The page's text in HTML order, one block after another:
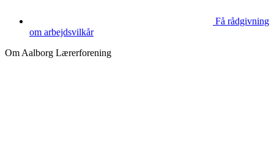
Få rådgivning
om arbejdsvilkår
Om Aalborg Lærerforening